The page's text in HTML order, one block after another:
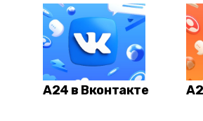
А24 в Вконтакте